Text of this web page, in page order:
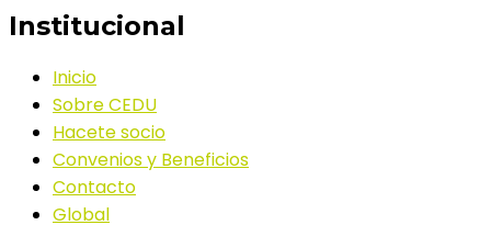
Institucional
Inicio
Sobre CEDU
Hacete socio
Convenios y Beneficios
Contacto
Global